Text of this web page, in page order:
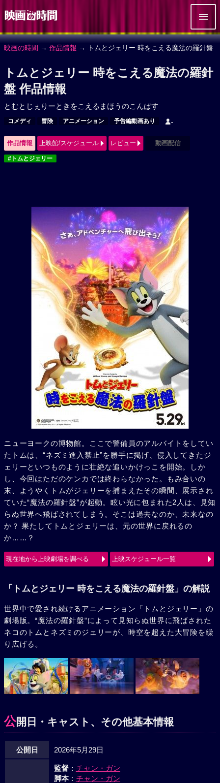
映画の時間 → 作品情報 → トムとジェリー 時をこえる魔法の羅針盤
トムとジェリー 時をこえる魔法の羅針
盤 作品情報
とむとじぇりーときをこえるまほうのこんぱす
コメディ 冒険 アニメーション 予告編動画あり -
作品情報 上映館/スケジュール レビュー 動画配信
#トムとジェリー
ニューヨークの博物館。ここで警備員のアルバイトをしてい
たトムは、“ネズミ進入禁止”を勝手に掲げ、侵入してきたジ
ェリーといつものように壮絶な追いかけっこを開始。しか
し、今回はただのケンカでは終わらなかった。もみ合いの
末、ようやくトムがジェリーを捕まえたその瞬間、展示され
ていた“魔法の羅針盤”が起動。眩い光に包まれた2人は、見知
らぬ世界へ飛ばされてしまう。そこは過去なのか、未来なの
か？ 果たしてトムとジェリーは、元の世界に戻れるの
か……？
現在地から上映劇場を調べる 上映スケジュール一覧
「トムとジェリー 時をこえる魔法の羅針盤」の解説
世界中で愛され続けるアニメーション「トムとジェリー」の
劇場版。“魔法の羅針盤”によって見知らぬ世界に飛ばされた
ネコのトムとネズミのジェリーが、時空を超えた大冒険を繰
り広げる。
公開日・キャスト、その他基本情報
公開日 2026年5月29日
監督： チャン・ガン
脚本： チャン・ガン